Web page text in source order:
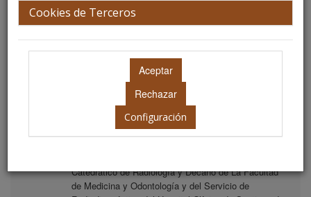
Cookies de Terceros
Configuración
Sr. D. José Carreira Villamor
Miembro de Honor
Decano de la Facultad de la Facultad de Medicina y
Odontología de la Universidad de Santiago de
Compostela.
Biografía
Catedrático de Radiología y Decano de La Facultad
de Medicina y Odontología y del Servicio de